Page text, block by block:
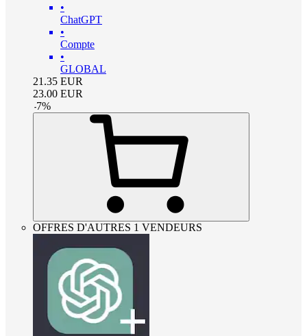
•
ChatGPT
•
Compte
•
GLOBAL
21.35 EUR
23.00 EUR
-7%
OFFRES D'AUTRES 1 VENDEURS